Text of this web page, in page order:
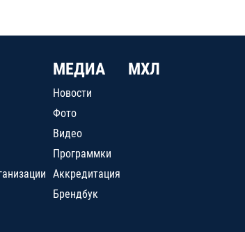
МЕДИА
Новости
Фото
Видео
Программки
Аккредитация
Брендбук
МХЛ